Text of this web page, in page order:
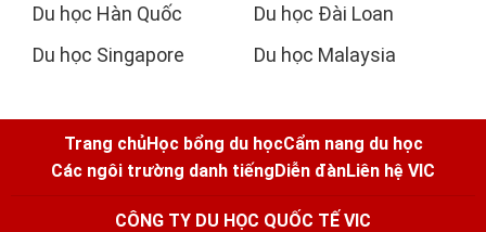
Du học Hàn Quốc
Du học Singapore
Du học Đài Loan
Du học Malaysia
Trang chủHọc bổng du họcCẩm nang du học
Các ngôi trường danh tiếngDiễn đànLiên hệ VIC
CÔNG TY DU HỌC QUỐC TẾ VIC